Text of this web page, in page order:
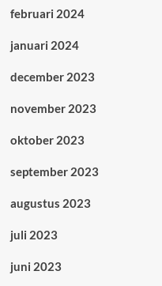
februari 2024
januari 2024
december 2023
november 2023
oktober 2023
september 2023
augustus 2023
juli 2023
juni 2023